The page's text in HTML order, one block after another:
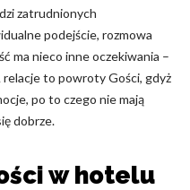
zatrudnionych
podejście, rozmowa
ma nieco inne oczekiwania –
to powroty Gości, gdyż
po to czego nie mają
dobrze.
w hotelu